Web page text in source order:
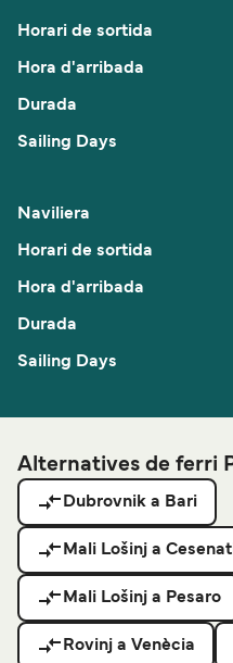
Alternatives de ferri
Dubrovnik a Bari
Mali Lošinj a
Mali Lošinj a Pesaro
Rovinj a Venècia